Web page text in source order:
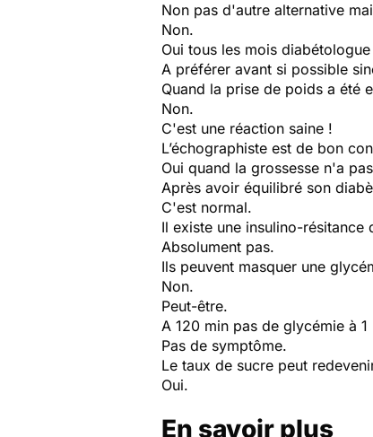
Non pas d'autre alternative
Non.
Oui tous les mois
A préférer avant si possible
Quand la prise de poids a été
Non.
C'est une réaction saine !
L’échographiste est de bon
Oui quand la grossesse n'a
Après avoir équilibré son
C'est normal.
Il existe une insulino-
Absolument pas.
Ils peuvent masquer une
Non.
Peut-être.
A 120 min pas de glycémie à
Pas de symptôme.
Le taux de sucre peut
Oui.
En savoir plus